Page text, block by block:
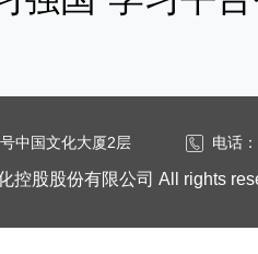
中国文化大厦2层 电话
控股股份有限公司 All rights